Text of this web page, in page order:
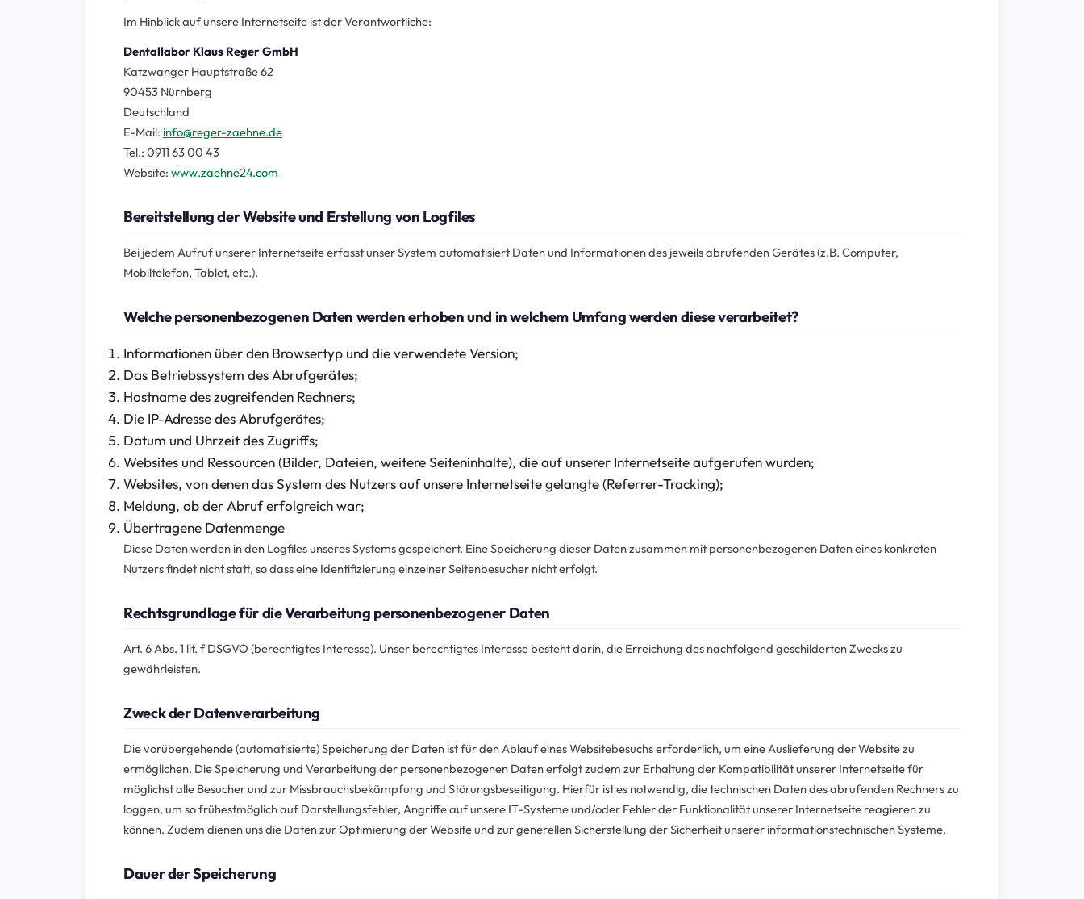
Im Hinblick auf unsere Internetseite ist der Verantwortliche:
Dentallabor Klaus Reger GmbH
Katzwanger Hauptstraße 62
90453 Nürnberg
Deutschland
E-Mail: info@reger-zaehne.de
Tel.: 0911 63 00 43
Website: www.zaehne24.com
Bereitstellung der Website und Erstellung von Logfiles
Bei jedem Aufruf unserer Internetseite erfasst unser System automatisiert Daten und Informationen des jeweils abrufenden Gerätes (z.B. Computer,
Mobiltelefon, Tablet, etc.).
Welche personenbezogenen Daten werden erhoben und in welchem Umfang werden diese verarbeitet?
Informationen über den Browsertyp und die verwendete Version;
Das Betriebssystem des Abrufgerätes;
Hostname des zugreifenden Rechners;
Die IP-Adresse des Abrufgerätes;
Datum und Uhrzeit des Zugriffs;
Websites und Ressourcen (Bilder, Dateien, weitere Seiteninhalte), die auf unserer Internetseite aufgerufen wurden;
Websites, von denen das System des Nutzers auf unsere Internetseite gelangte (Referrer-Tracking);
Meldung, ob der Abruf erfolgreich war;
Übertragene Datenmenge
Diese Daten werden in den Logfiles unseres Systems gespeichert. Eine Speicherung dieser Daten zusammen mit personenbezogenen Daten eines konkreten
Nutzers findet nicht statt, so dass eine Identifizierung einzelner Seitenbesucher nicht erfolgt.
Rechtsgrundlage für die Verarbeitung personenbezogener Daten
Art. 6 Abs. 1 lit. f DSGVO (berechtigtes Interesse). Unser berechtigtes Interesse besteht darin, die Erreichung des nachfolgend geschilderten Zwecks zu
gewährleisten.
Zweck der Datenverarbeitung
Die vorübergehende (automatisierte) Speicherung der Daten ist für den Ablauf eines Websitebesuchs erforderlich, um eine Auslieferung der Website zu
ermöglichen. Die Speicherung und Verarbeitung der personenbezogenen Daten erfolgt zudem zur Erhaltung der Kompatibilität unserer Internetseite für
möglichst alle Besucher und zur Missbrauchsbekämpfung und Störungsbeseitigung. Hierfür ist es notwendig, die technischen Daten des abrufenden Rechners zu
loggen, um so frühestmöglich auf Darstellungsfehler, Angriffe auf unsere IT-Systeme und/oder Fehler der Funktionalität unserer Internetseite reagieren zu
können. Zudem dienen uns die Daten zur Optimierung der Website und zur generellen Sicherstellung der Sicherheit unserer informationstechnischen Systeme.
Dauer der Speicherung